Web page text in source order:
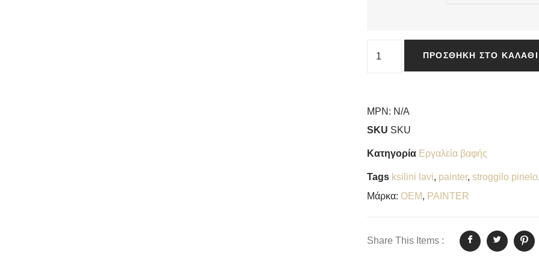
ΠΡΟΣΘΉΚΗ ΣΤΟ ΚΑΛΆΘΙ
MPN: N/A
SKU SKU
Κατηγορία Εργαλεία βαφής
Tags ksilini lavi, painter, stroggilo pinelo,
Μάρκα: OEM, PAINTER
Share This Items :